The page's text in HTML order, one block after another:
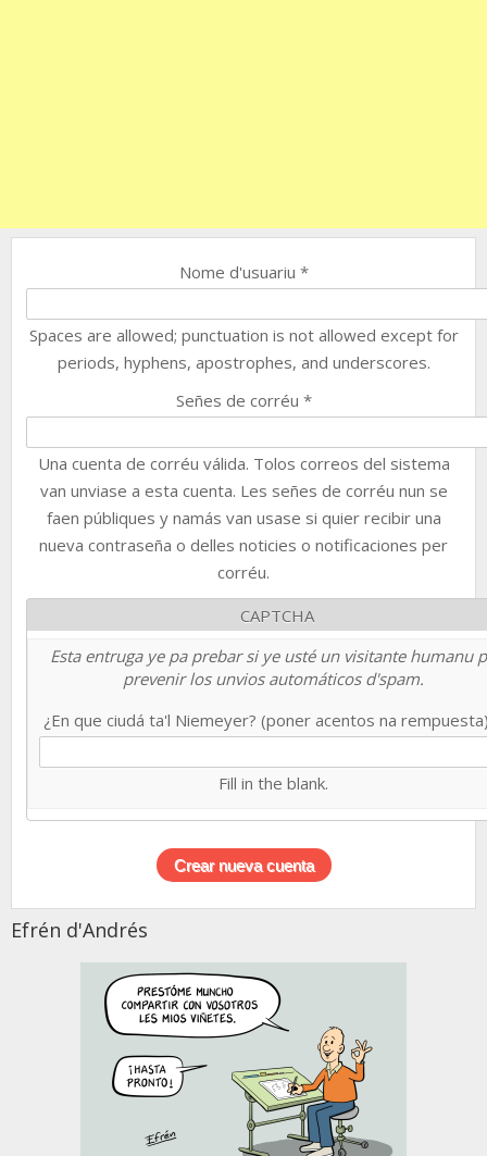
Nome d'usuariu *
Spaces are allowed; punctuation is not allowed except for
periods, hyphens, apostrophes, and underscores.
Señes de corréu *
Una cuenta de corréu válida. Tolos correos del sistema
van unviase a esta cuenta. Les señes de corréu nun se
faen públiques y namás van usase si quier recibir una
nueva contraseña o delles noticies o notificaciones per
corréu.
CAPTCHA
Esta entruga ye pa prebar si ye usté un visitante humanu
prevenir los unvios automáticos d'spam.
¿En que ciudá ta'l Niemeyer? (poner acentos na
Fill in the blank.
Efrén d'Andrés